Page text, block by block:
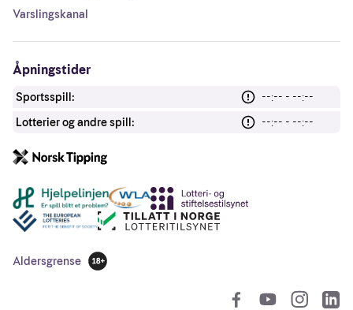
Varslingskanal
Åpningstider
Sportsspill:
--:-- - --:--
Lotterier og andre spill:
--:-- - --:--
Andre lenker
Aldersgrense
18 år